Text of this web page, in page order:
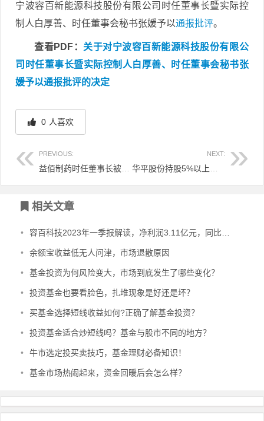
宁波容百新能源科技股份有限公司时任董事长暨实际控
制人白厚善、时任董事会秘书张媛予以通报批评。
查看PDF： 关于对宁波容百新能源科技股份有限公
司时任董事长暨实际控制人白厚善、时任董事会秘书张
媛予以通报批评的决定
0 人喜欢
PREVIOUS: NEXT:
文章导航
相关文章
• 容百科技2023年一季报解读，净利润3.11亿元，同比增长6.29%
• 余额宝收益低无人问津，市场退散原因
• 基金投资为何风险变大，市场到底发生了哪些变化？
• 投资基金也要看脸色，扎堆现象是好还是坏？
• 买基金选择短线收益如何?正确了解基金投资？
• 投资基金适合炒短线吗？基金与股市不同的地方？
• 牛市选定投买卖技巧，基金理财必备知识！
• 基金市场热闹起来，资金回暖后会怎么样？